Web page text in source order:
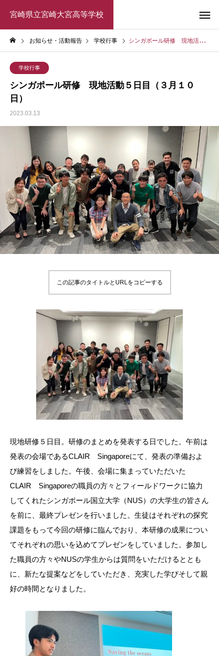
宮崎県立宮崎大宮高等学校
お知らせ・活動報告 学校行事 シンガポール研修 現地活動５日目（３月１０日）
学校行事
シンガポール研修 現地活動５日目（３月１０
日）
2023.03.13
この記事のタイトルとURLをコピーする
現地研修５日目。研修のまとめを発表する日でした。午前は
発表の会場であるCLAIR Singaporeにて、発表の準備およ
び練習をしました。午後、会場に集まっていただいた
CLAIR Singaporeの職員の方々とフィールドワークに協力
してくれたシンガポール国立大学（NUS）の大学生の皆さん
を前に、最終プレゼンを行いました。生徒はそれぞれの探究
課題をもって今回の研修に臨んでおり、本研修の成果につい
てそれぞれの思いを込めてプレゼンをしていました。参加し
た職員の方々やNUSの学生からは質問をいただけるととも
に、新たな提案などをしていただき、充実した学びそして親
好の時間となりました。